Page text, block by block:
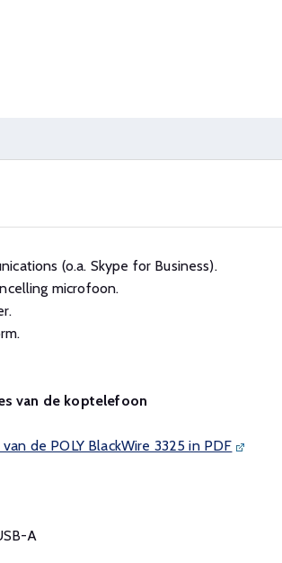
(o.a. Skype for Business).
microfoon.
van de koptelefoon
de POLY BlackWire 3325 in PDF
A